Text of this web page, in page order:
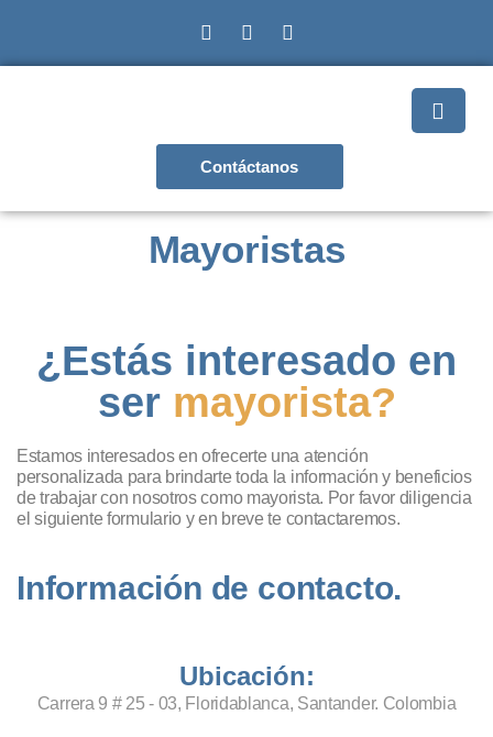
Contáctanos
Mayoristas
¿Estás interesado en
ser mayorista?
Estamos interesados en ofrecerte una atención
personalizada para brindarte toda la información y beneficios
de trabajar con nosotros como mayorista. Por favor diligencia
el siguiente formulario y en breve te contactaremos.
Información de contacto.
Ubicación:
Carrera 9 # 25 - 03, Floridablanca, Santander. Colombia